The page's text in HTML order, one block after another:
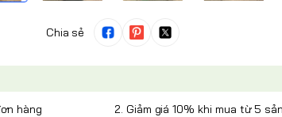
Chia sẻ
hàng
2. Giảm giá 10% khi mua từ 5